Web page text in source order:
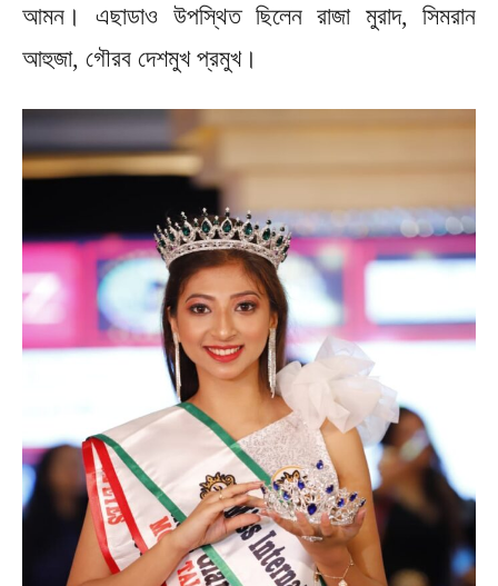
আমন। এছাডাও উপস্থিত ছিলেন রাজা মুরাদ, সিমরান
আহুজা, গৌরব দেশমুখ প্রমুখ।